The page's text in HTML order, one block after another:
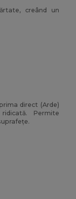
creând un
direct (Arde)
Permite